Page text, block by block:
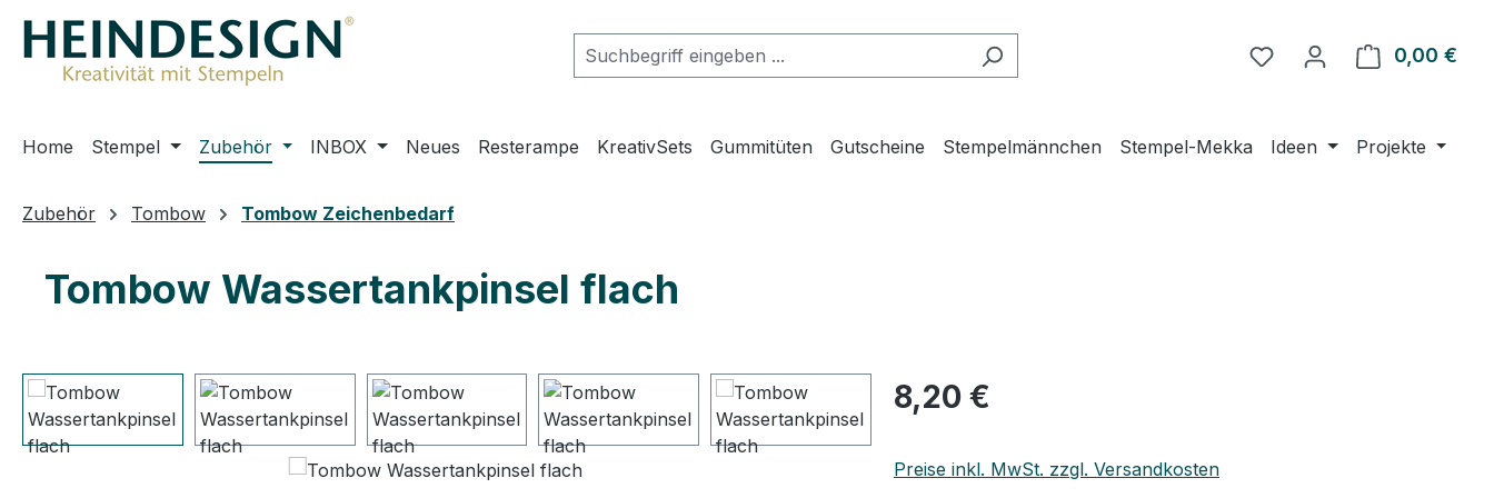
Hauptinhalt springen
Zur Suche springen
Zur Hauptnavigation springen
Du hast 0 Produkte auf
0,00 €
Home Stempel Zubehör INBOX Neues Resterampe KreativSets Gummitüten Gutscheine Stempelmännchen Stempel-Mekka Ideen Projekte
Zubehör Tombow Tombow Zeichenbedarf
Tombow Wassertankpinsel flach
Regulärer Preis:
8,20 €
Preise inkl. MwSt. zzgl. Versandkosten